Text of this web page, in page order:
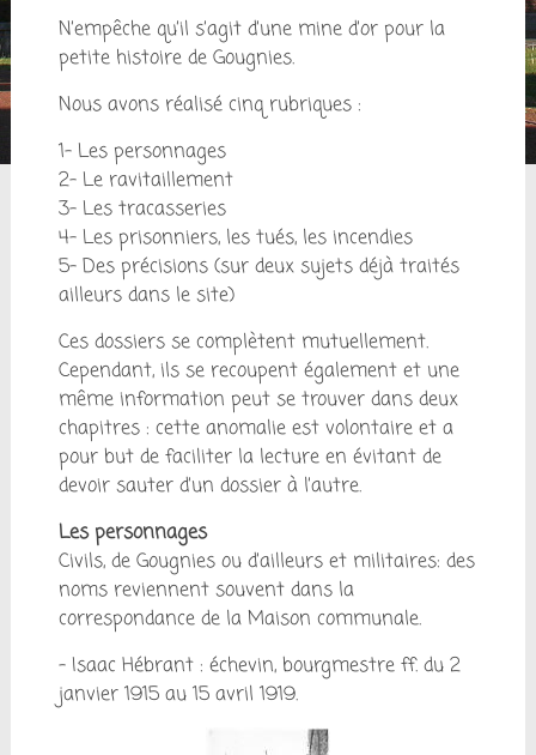
N’empêche qu’il s’agit d’une mine d’or pour la
petite histoire de Gougnies.
Nous avons réalisé cinq rubriques :
1- Les personnages
2- Le ravitaillement
3- Les tracasseries
4- Les prisonniers, les tués, les incendies
5- Des précisions (sur deux sujets déjà traités
ailleurs dans le site)
Ces dossiers se complètent mutuellement.
Cependant, ils se recoupent également et une
même information peut se trouver dans deux
chapitres : cette anomalie est volontaire et a
pour but de faciliter la lecture en évitant de
devoir sauter d’un dossier à l’autre.
Les personnages
Civils, de Gougnies ou d’ailleurs et militaires: des
noms reviennent souvent dans la
correspondance de la Maison communale.
– Isaac Hébrant : échevin, bourgmestre ff. du 2
janvier 1915 au 15 avril 1919.